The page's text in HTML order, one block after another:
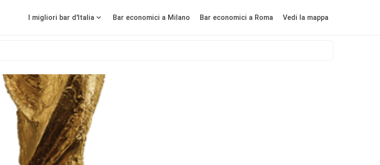
I migliori bar d'Italia Bar economici a Milano Bar economici a Roma Vedi la mappa